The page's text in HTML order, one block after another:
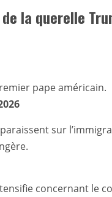
la querelle
pape américain.
sur
concernant le